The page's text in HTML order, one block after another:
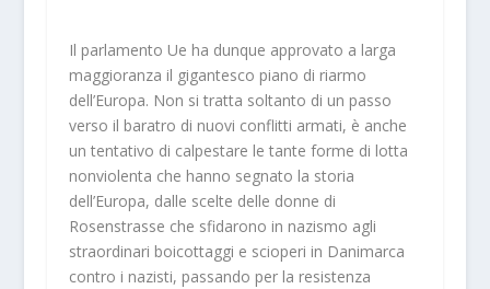
Il parlamento Ue ha dunque approvato a larga
maggioranza il gigantesco piano di riarmo
dell’Europa. Non si tratta soltanto di un passo
verso il baratro di nuovi conflitti armati, è anche
un tentativo di calpestare le tante forme di lotta
nonviolenta che hanno segnato la storia
dell’Europa, dalle scelte delle donne di
Rosenstrasse che sfidarono in nazismo agli
straordinari boicottaggi e scioperi in Danimarca
contro i nazisti, passando per la resistenza